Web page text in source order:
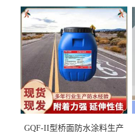
GQF-II型桥面防水涂料生产